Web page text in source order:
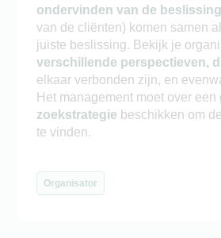
ondervinden van de beslissing
van de cliënten) komen samen
juiste beslissing. Bekijk je
verschillende perspectieven,
elkaar verbonden zijn, en
Het management moet over een
zoekstrategie beschikken om
te vinden.
Organisator